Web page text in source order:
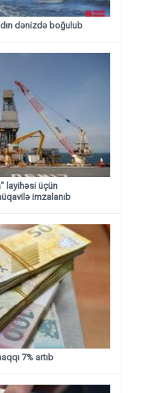
dənizdə boğulub
layihəsi üçün
imzalanıb
7% artıb